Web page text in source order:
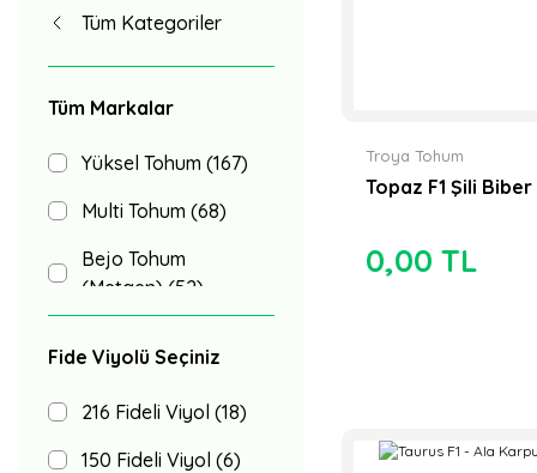
Tüm Kategoriler
Tüm Markalar
Yüksel Tohum (167)
Multi Tohum (68)
Bejo Tohum
(Metgen) (52)
(41)
Fide Viyolü Seçiniz
216 Fideli Viyol (18)
150 Fideli Viyol (6)
Troya Tohum
Topaz F1 Şili Biber
0,00 TL